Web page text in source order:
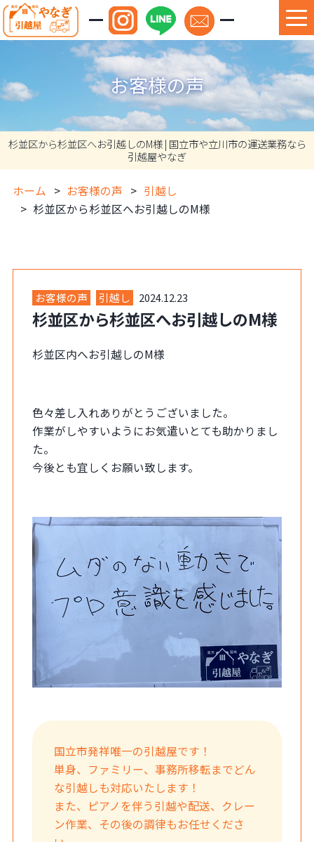
お客様の声
杉並区から杉並区へお引越しのM様 | 国立市や立川市の運送業務なら
引越屋やなぎ
ホーム お客様の声
引越し
杉並区から杉並区へお引越しのM様
お客様の声 引越し 2024.12.23
杉並区から杉並区へお引越しのM様
杉並区内へお引越しのM様
色々差し入れありがとうございました。
作業がしやすいようにお気遣いとても助かりまし
た。
今後とも宜しくお願い致します。
国立市発祥唯一の引越屋です！
単身、ファミリー、事務所移転までどん
な引越しも対応いたします！
また、ピアノを伴う引越や配送、クレー
ン作業、その後の調律もお任せくださ